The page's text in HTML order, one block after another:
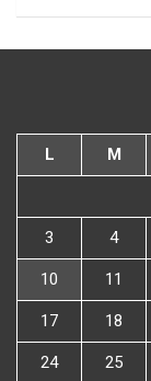
L M
3 4
10 11
17 18
24 25